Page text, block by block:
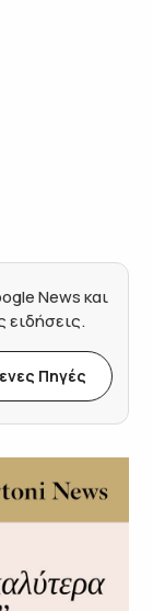
News και
ειδήσεις.
Πηγές